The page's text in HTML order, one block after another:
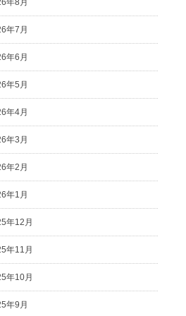
年8月
年7月
年6月
年5月
年4月
年3月
年2月
年1月
年12月
年11月
年10月
年9月